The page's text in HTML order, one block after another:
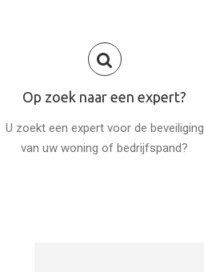
Op zoek naar een expert?
U zoekt een expert voor de beveiliging
van uw woning of bedrijfspand?